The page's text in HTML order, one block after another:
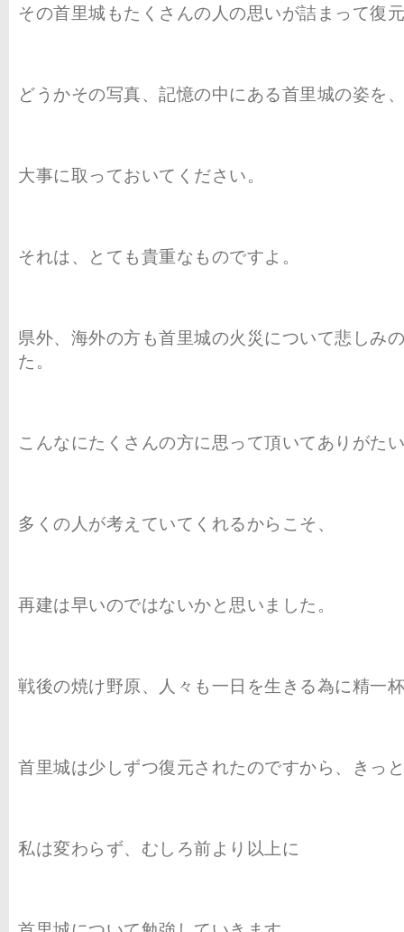
その首里城もたくさんの人の思いが詰まって復
どうかその写真、記憶の中にある首里城の姿を、
大事に取っておいてください。
それは、とても貴重なものですよ。
県外、海外の方も首里城の火災について悲しみ
た。
こんなにたくさんの方に思って頂いてありがた
多くの人が考えていてくれるからこそ、
再建は早いのではないかと思いました。
戦後の焼け野原、人々も一日を生きる為に精一
首里城は少しずつ復元されたのですから、きっ
私は変わらず、むしろ前より以上に